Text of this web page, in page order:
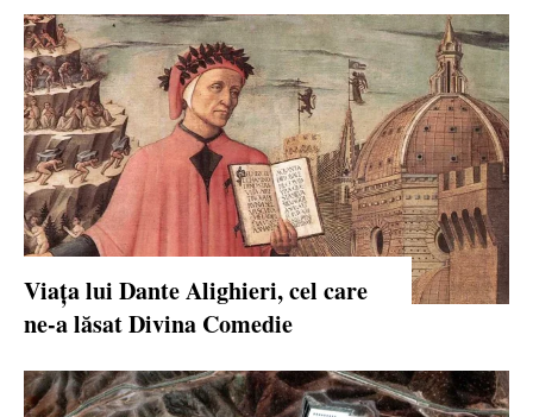
Viața lui Dante Alighieri, cel care
ne-a lăsat Divina Comedie